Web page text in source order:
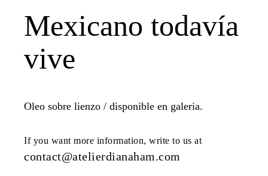
Mexicano todavía
vive
Oleo sobre lienzo / disponible en galeria.
If you want more information, write to us at
contact@atelierdianaham.com